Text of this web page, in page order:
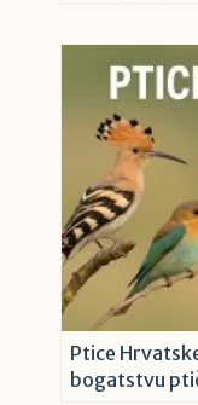
Ptice
bogatstvu